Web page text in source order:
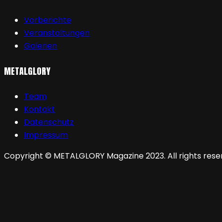
Vorberichte
Veranstaltungen
Galerien
METALGLORY
Team
Kontakt
Datenschutz
Impressum
Copyright © METALGLORY Magazine 2023. All rights